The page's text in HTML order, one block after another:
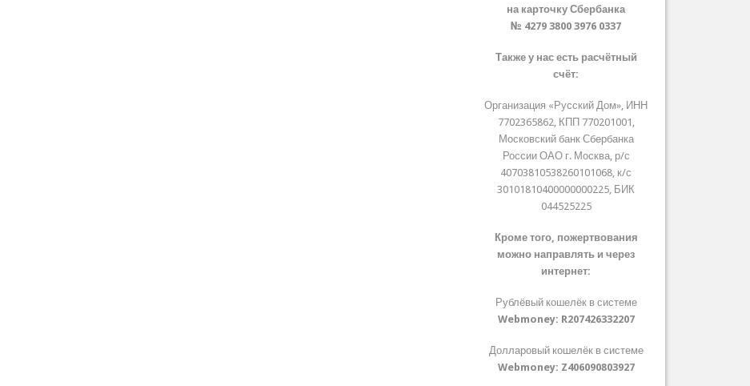
на карточку Сбербанка
№ 4279 3800 3976 0337
Также у нас есть расчётный
счёт:
Организация «Русский Дом», ИНН
7702365862, КПП 770201001,
Московский банк Сбербанка
России ОАО г. Москва, р/с
40703810538260101068, к/с
30101810400000000225, БИК
044525225
Кроме того, пожертвования
можно направлять и через
интернет:
Рублёвый кошелёк в системе
Webmoney: R207426332207
Долларовый кошелёк в системе
Webmoney: Z406090803927